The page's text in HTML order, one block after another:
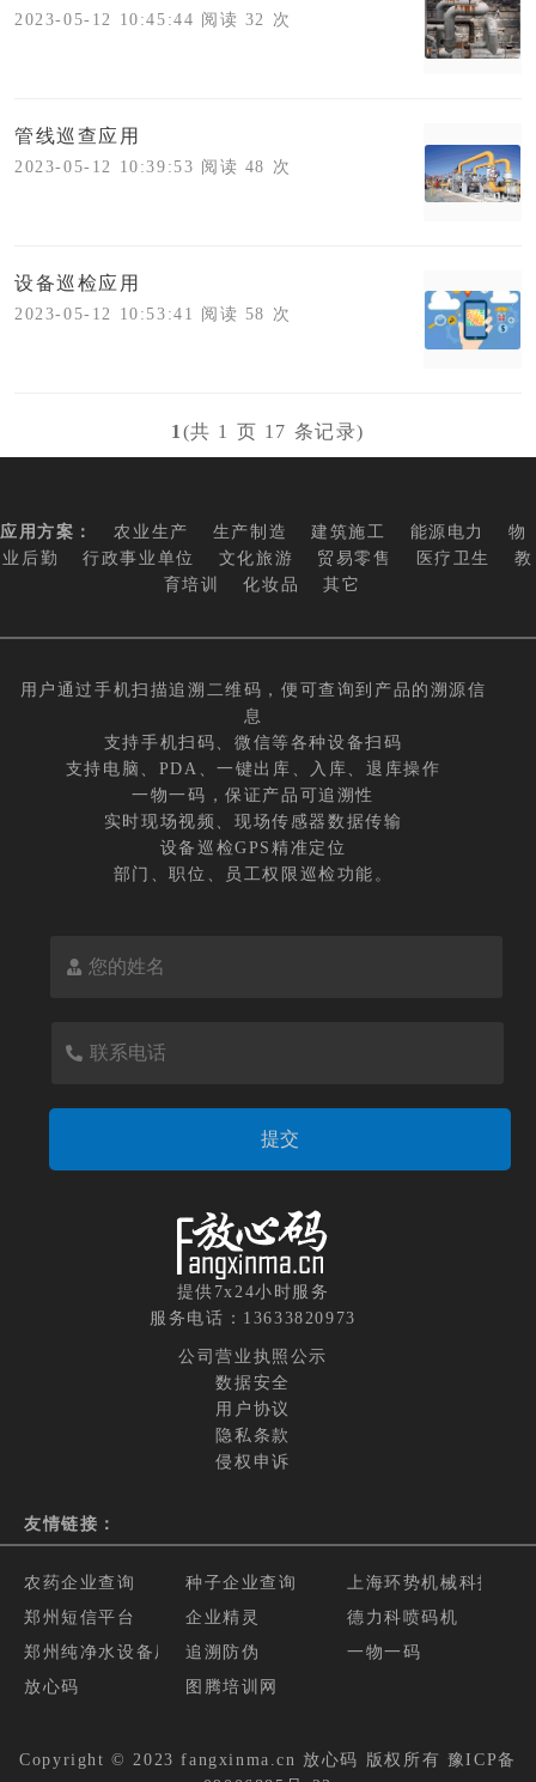
2023-05-12 10:45:44 阅读 32 次
管线巡查应用
2023-05-12 10:39:53 阅读 48 次
设备巡检应用
2023-05-12 10:53:41 阅读 58 次
1 (共 1 页 17 条记录)
应用方案： 农业生产 生产制造 建筑施工 能源电力
物
业后勤
行政事业单位 文化旅游 贸易零售 医疗卫生
教
育培训
化妆品 其它
用户通过手机扫描追溯二维码，便可查询到产品的溯源信
息
支持手机扫码、微信等各种设备扫码
支持电脑、PDA、一键出库、入库、退库操作
一物一码，保证产品可追溯性
实时现场视频、现场传感器数据传输
设备巡检GPS精准定位
部门、职位、员工权限巡检功能。
提供7x24小时服务
服务电话：13633820973
公司营业执照公示
数据安全
用户协议
隐私条款
侵权申诉
友情链接：
农药企业查询 种子企业查询
上海环势机械科技有
郑州短信平台
企业精灵
德力科喷码机
郑州纯净水设备厂家追溯防伪
一物一码
放心码
图腾培训网
Copyright © 2023 fangxinma.cn 放心码 版权所有 豫ICP备